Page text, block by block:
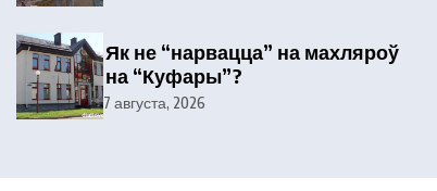
Як не “нарвацца” на махляроў
на “Куфары”?
7 августа, 2026